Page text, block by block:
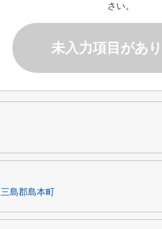
さい。
未入力項目があ
三島郡島本町